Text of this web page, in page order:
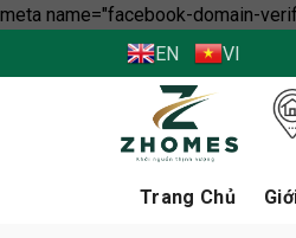
meta name="facebook-domain-
EN VI
Trang Chủ